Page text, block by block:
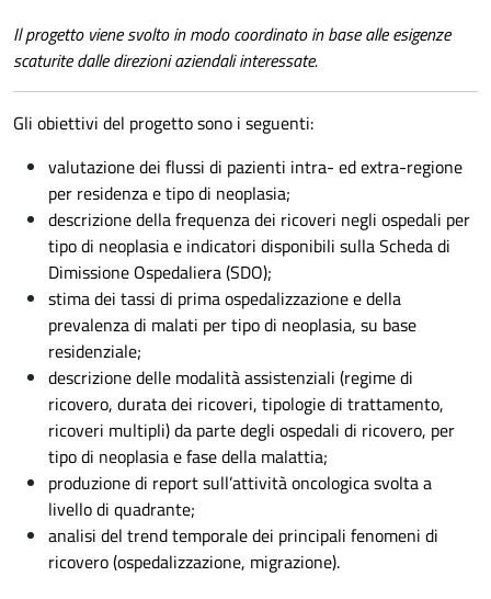
Il progetto viene svolto in modo coordinato in base alle esigenze
scaturite dalle direzioni aziendali interessate.
Gli obiettivi del progetto sono i seguenti:
valutazione dei flussi di pazienti intra- ed extra-regione
per residenza e tipo di neoplasia;
descrizione della frequenza dei ricoveri negli ospedali per
tipo di neoplasia e indicatori disponibili sulla Scheda di
Dimissione Ospedaliera (SDO);
stima dei tassi di prima ospedalizzazione e della
prevalenza di malati per tipo di neoplasia, su base
residenziale;
descrizione delle modalità assistenziali (regime di
ricovero, durata dei ricoveri, tipologie di trattamento,
ricoveri multipli) da parte degli ospedali di ricovero, per
tipo di neoplasia e fase della malattia;
produzione di report sull’attività oncologica svolta a
livello di quadrante;
analisi del trend temporale dei principali fenomeni di
ricovero (ospedalizzazione, migrazione).